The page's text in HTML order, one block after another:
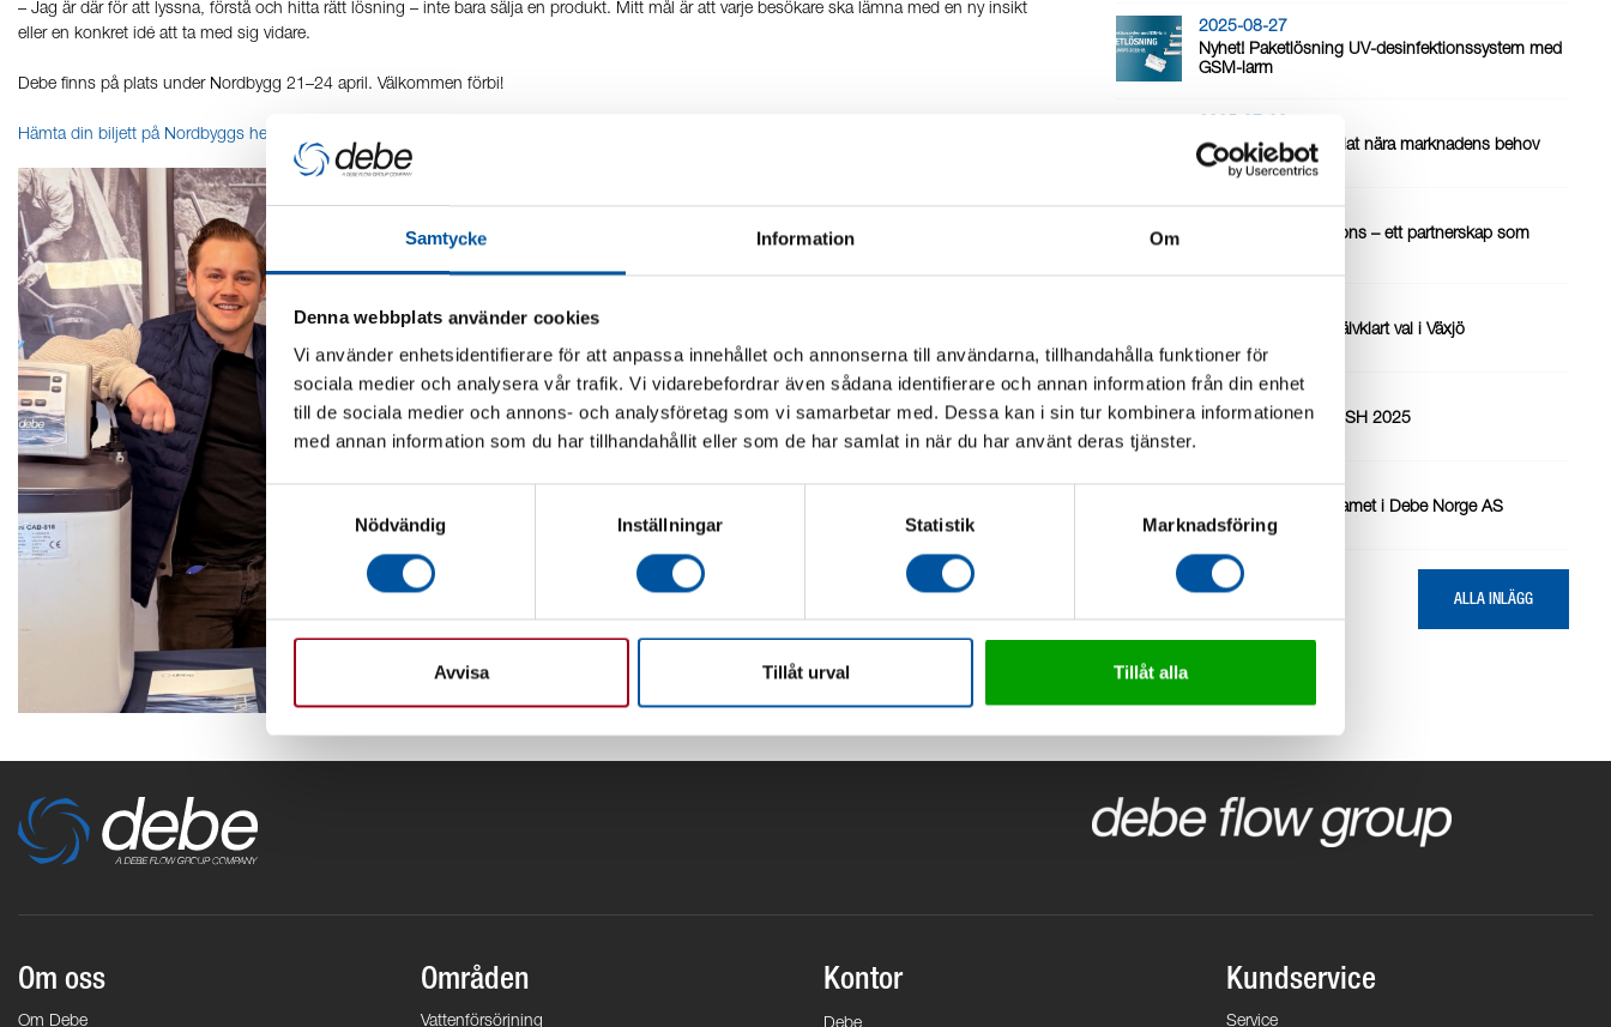
Samtycke Information Om
Denna webbplats använder cookies
Vi använder enhetsidentifierare för att anpassa innehållet och annonserna till användarna, tillhandahålla funktioner för
sociala medier och analysera vår trafik. Vi vidarebefordrar även sådana identifierare och annan information från din enhet
till de sociala medier och annons- och analysföretag som vi samarbetar med. Dessa kan i sin tur kombinera informationen
med annan information som du har tillhandahållit eller som de har samlat in när du har använt deras tjänster.
Samtyckesval
Nödvändig
Inställningar Statistik Marknadsföring
Avvisa Tillåt urval Tillåt alla
– Jag är där för att lyssna, förstå och hitta rätt lösning – inte bara sälja en produkt. Mitt mål är att varje besökare ska lämna med en ny insikt
eller en konkret idé att ta med sig vidare.
Debe finns på plats under Nordbygg 21–24 april. Välkommen förbi!
Hämta din biljett på Nordbyggs hemsida här.
2025-08-27
Nyhet! Paketlösning UV-desinfektionssystem med
GSM-larm
Magnetitfilter utvecklat nära marknadens behov
Global Water Solutions – ett partnerskap som
Solpaneler var ett självklart val i Växjö
Vi finns på plats på ISH 2025
2025-02-13
Vi forsterker salgsteamet i Debe Norge AS
ALLA INLÄGG
Om oss
Om Debe
Områden
Vattenförsörjning
Kontor Kundservice
Service